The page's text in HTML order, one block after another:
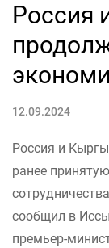
Россия
12.09.2024
Россия и
ранее
сообщил в
премьер-